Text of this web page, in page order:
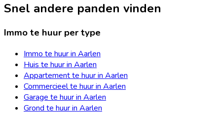
Snel andere panden vinden
Immo te huur per type
Immo te huur in Aarlen
Huis te huur in Aarlen
Appartement te huur in Aarlen
Commercieel te huur in Aarlen
Garage te huur in Aarlen
Grond te huur in Aarlen